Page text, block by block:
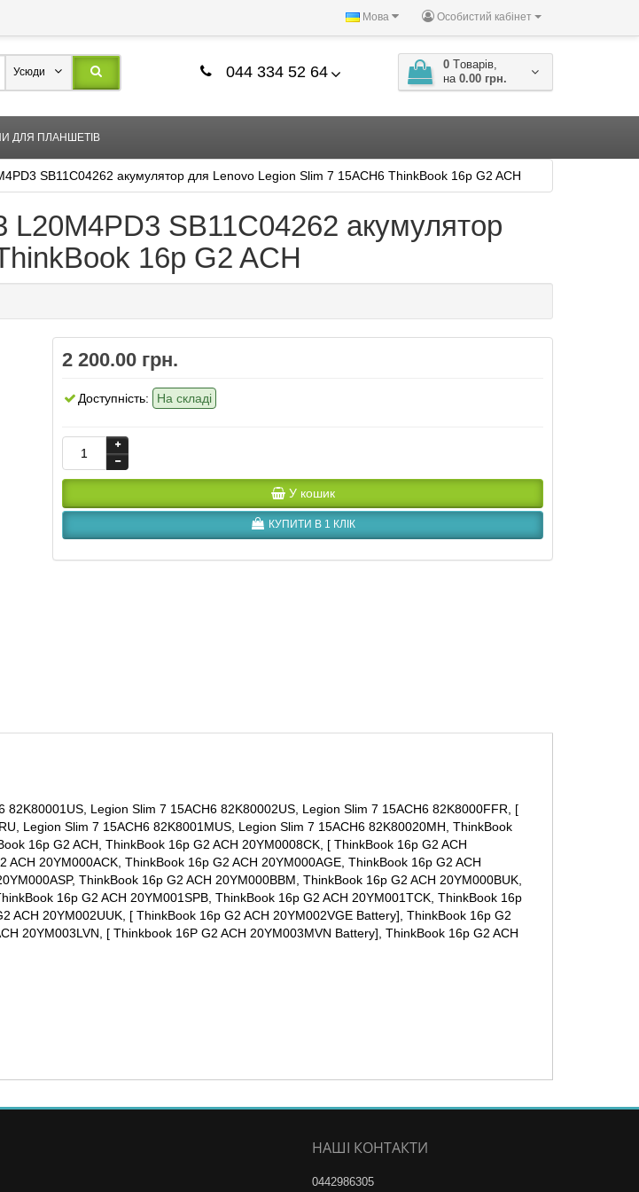
Особистий кабінет
Мова
044 334 52 64 0 Tоварів,
на 0.00 грн.
Усюди
ДЛЯ ПЛАНШЕТІВ
SB11C04262 акумулятор для Lenovo Legion Slim 7 15ACH6 ThinkBook 16p G2 ACH
SB11C04262 акумулятор
16p G2 ACH
2 200.00 грн.
Доступність: На складі
У кошик
КУПИТИ В 1 КЛІК
Legion Slim 7 15ACH6 82K80002US, Legion Slim 7 15ACH6 82K8000FFR, [
Legion Slim 7 15ACH6 82K8001MUS, Legion Slim 7 15ACH6 82K80020MH, ThinkBook
16p G2 ACH, ThinkBook 16p G2 ACH 20YM0008CK, [ ThinkBook 16p G2 ACH
20YM000ACK, ThinkBook 16p G2 ACH 20YM000AGE, ThinkBook 16p G2 ACH
ThinkBook 16p G2 ACH 20YM000BBM, ThinkBook 16p G2 ACH 20YM000BUK,
16p G2 ACH 20YM001SPB, ThinkBook 16p G2 ACH 20YM001TCK, ThinkBook 16p
ACH 20YM002UUK, [ ThinkBook 16p G2 ACH 20YM002VGE Battery], ThinkBook 16p G2
20YM003LVN, [ Thinkbook 16P G2 ACH 20YM003MVN Battery], ThinkBook 16p G2 ACH
НАШІ КОНТАКТИ
0442986305